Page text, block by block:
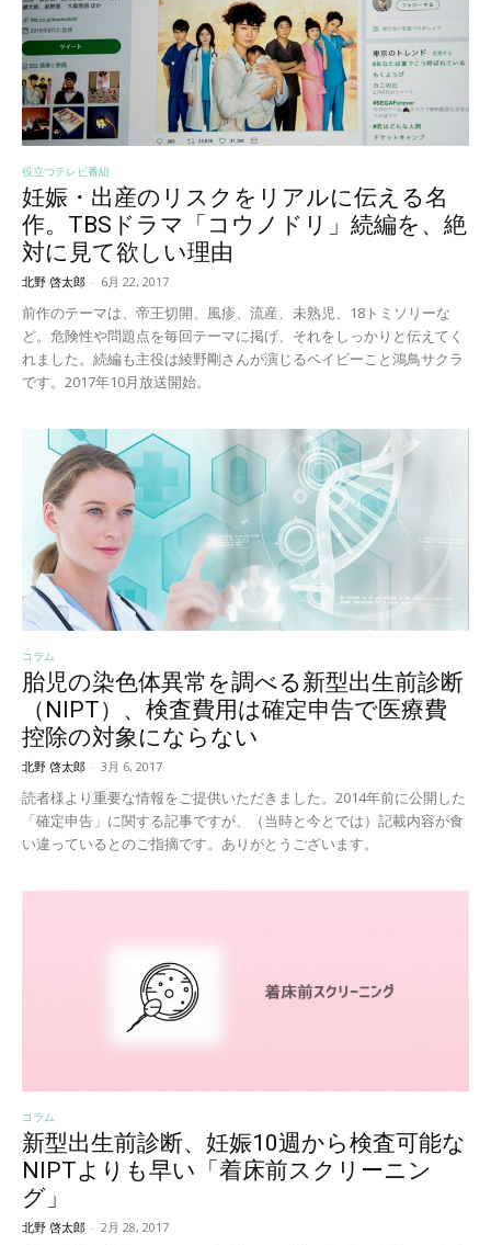
役立つテレビ番組
妊娠・出産のリスクをリアルに伝える名
作。TBSドラマ「コウノドリ」続編を、絶
対に見て欲しい理由
北野 啓太郎 - 6月 22, 2017
前作のテーマは、帝王切開、風疹、流産、未熟児、18トミソリーな
ど。危険性や問題点を毎回テーマに掲げ、それをしっかりと伝えてく
れました。続編も主役は綾野剛さんが演じるベイビーこと鴻鳥サクラ
です。2017年10月放送開始。
コラム
胎児の染色体異常を調べる新型出生前診断
（NIPT）、検査費用は確定申告で医療費
控除の対象にならない
北野 啓太郎 - 3月 6, 2017
読者様より重要な情報をご提供いただきました。2014年前に公開した
「確定申告」に関する記事ですが、（当時と今とでは）記載内容が食
い違っているとのご指摘です。ありがとうございます。
コラム
新型出生前診断、妊娠10週から検査可能な
NIPTよりも早い「着床前スクリーニン
グ」
北野 啓太郎 - 2月 28, 2017